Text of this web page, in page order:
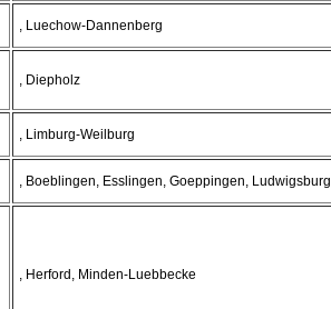
, Luechow-Dannenberg
, Diepholz
, Limburg-Weilburg
, Boeblingen, Esslingen, Goeppingen, Ludwigsburg
, Herford, Minden-Luebbecke